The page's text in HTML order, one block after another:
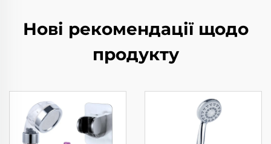
Нові рекомендації щодо
продукту